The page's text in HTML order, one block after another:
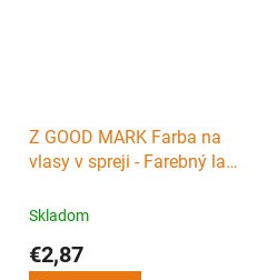
Z GOOD MARK Farba na
vlasy v spreji - Farebný lak
Skladom
€2,87